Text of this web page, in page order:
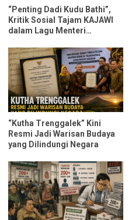
“Penting Dadi Kudu Bathi”,
Kritik Sosial Tajam KAJAWI
dalam Lagu Menteri
“Kutha Trenggalek” Kini
Resmi Jadi Warisan Budaya
yang Dilindungi Negara